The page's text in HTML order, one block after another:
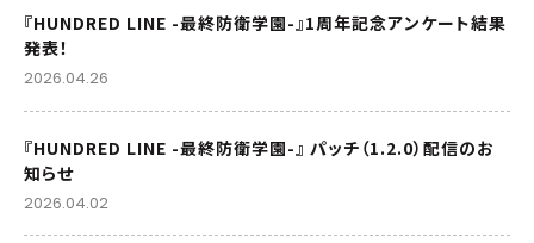
『HUNDRED LINE -最終防衛学園-』1周年記念アンケート結果
発表！
2026.04.26
『HUNDRED LINE -最終防衛学園-』 パッチ（1.2.0）配信のお
知らせ
2026.04.02